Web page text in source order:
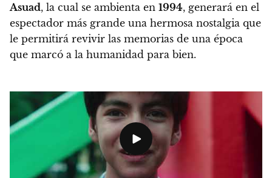
Asuad, la cual se ambienta en 1994, generará en el
espectador más grande una hermosa nostalgia que
le permitirá revivir las memorias de una época
que marcó a la humanidad para bien.